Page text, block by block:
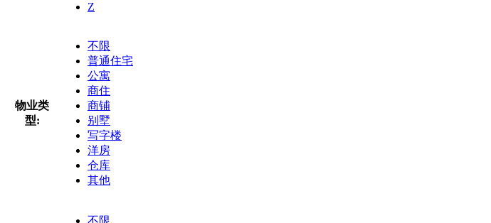
Z
物业类
型:
不限
普通住宅
公寓
商住
商铺
别墅
写字楼
洋房
仓库
其他
不限